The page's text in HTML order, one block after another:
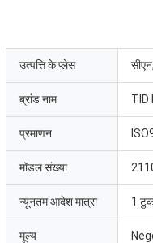
उत्पत्ति के प्लेस
ब्रांड नाम TID
प्रमाणन
मॉडल संख्या
न्यूनतम आदेश मात्रा 1
मूल्य